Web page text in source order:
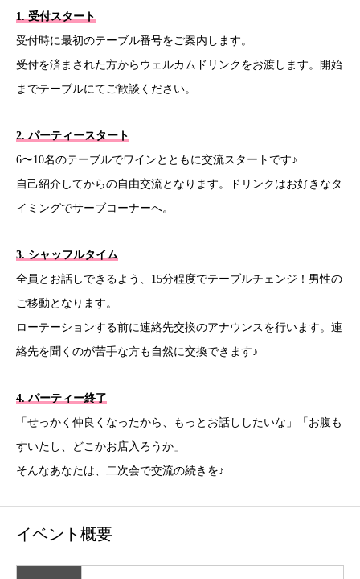
1. 受付スタート
受付時に最初のテーブル番号をご案内します。
受付を済まされた方からウェルカムドリンクをお渡します。開始
までテーブルにてご歓談ください。
2. パーティースタート
6〜10名のテーブルでワインとともに交流スタートです♪
自己紹介してからの自由交流となります。ドリンクはお好きなタ
イミングでサーブコーナーへ。
3. シャッフルタイム
全員とお話しできるよう、15分程度でテーブルチェンジ！男性の
ご移動となります。
ローテーションする前に連絡先交換のアナウンスを行います。連
絡先を聞くのが苦手な方も自然に交換できます♪
4. パーティー終了
「せっかく仲良くなったから、もっとお話ししたいな」「お腹も
すいたし、どこかお店入ろうか」
そんなあなたは、二次会で交流の続きを♪
イベント概要